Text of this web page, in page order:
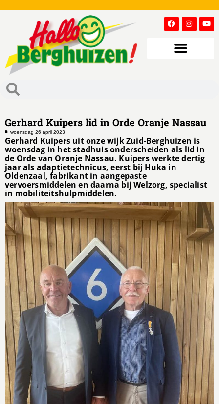
Gerhard Kuipers lid in Orde Oranje Nassau
woensdag 26 april 2023
Gerhard Kuipers uit onze wijk Zuid-Berghuizen is
woensdag in het stadhuis onderscheiden als lid in
de Orde van Oranje Nassau. Kuipers werkte dertig
jaar als adaptietechnicus, eerst bij Huka in
Oldenzaal, fabrikant in aangepaste
vervoersmiddelen en daarna bij Welzorg, specialist
in mobiliteitshulpmiddelen.